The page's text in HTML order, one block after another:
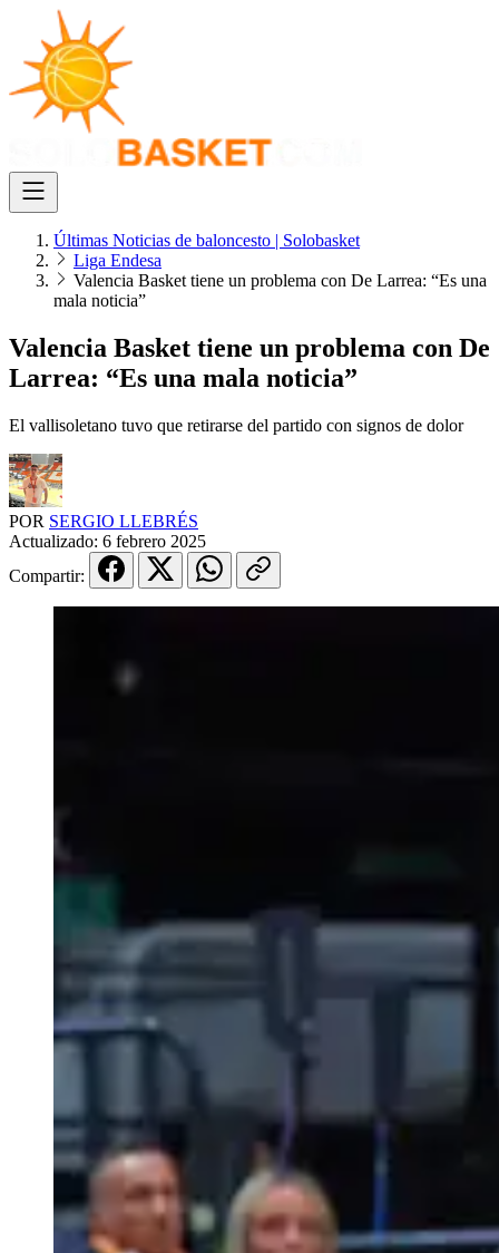
Últimas Noticias de baloncesto | Solobasket
Liga Endesa
Valencia Basket tiene un problema con De Larrea: “Es una
mala noticia”
Valencia Basket tiene un problema con De
Larrea: “Es una mala noticia”
El vallisoletano tuvo que retirarse del partido con signos de dolor
POR SERGIO LLEBRÉS
Actualizado: 6 febrero 2025
Compartir: